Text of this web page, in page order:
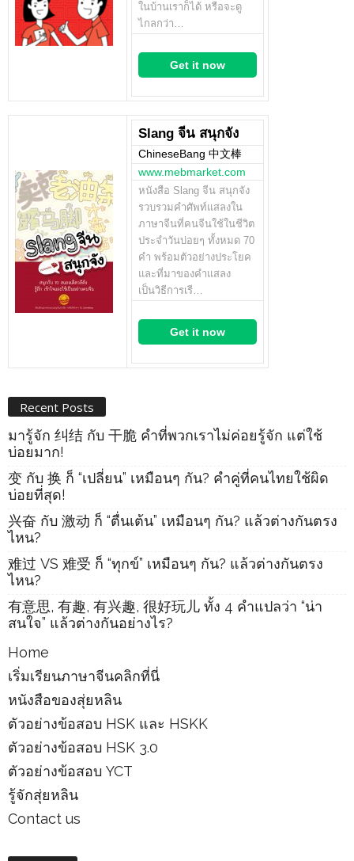
ในบ้านเราก็ได้ หรือจะดู
ไกลกว่า…
Get it now
Slang จีน สนุกจัง
ChineseBang 中文棒
www.mebmarket.com
หนังสือ Slang จีน สนุกจัง
รวบรวมคำศัพท์แสลงใน
ภาษาจีนที่คนจีนใช้ในชีวิต
ประจำวันบ่อยๆ ทั้งหมด 70
คำ พร้อมตัวอย่างประโยค
และที่มาของคำแสลง
เป็นวิธีการเรี…
Get it now
Recent Posts
มารู้จัก 纠结 กับ 干脆 คำที่พวกเราไม่ค่อยรู้จัก แต่ใช้
บ่อยมาก!
变 กับ 换 ก็ “เปลี่ยน” เหมือนๆ กัน? คำคู่ที่คนไทยใช้ผิด
บ่อยที่สุด!
兴奋 กับ 激动 ก็ “ตื่นเต้น” เหมือนๆ กัน? แล้วต่างกันตรง
ไหน?
难过 VS 难受 ก็ “ทุกข์” เหมือนๆ กัน? แล้วต่างกันตรง
ไหน?
有意思, 有趣, 有兴趣, 很好玩儿 ทั้ง 4 คำแปลว่า “น่า
สนใจ” แล้วต่างกันอย่างไร?
Home
เริ่มเรียนภาษาจีนคลิกที่นี่
หนังสือของสุ่ยหลิน
ตัวอย่างข้อสอบ HSK และ HSKK
ตัวอย่างข้อสอบ HSK 3.0
ตัวอย่างข้อสอบ YCT
รู้จักสุ่ยหลิน
Contact us